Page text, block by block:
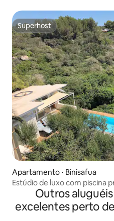
Superhost
Superhost
Apartamento ⋅ Binisafua
Estúdio de luxo com piscina
Outros
excelentes perto